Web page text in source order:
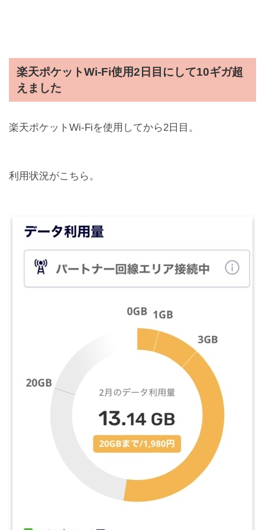
楽天ポケットWi-Fi使用2 日目にして10ギガ超
えました
楽天ポケットWi-Fiを使用してから2日目。
利用状況がこちら。